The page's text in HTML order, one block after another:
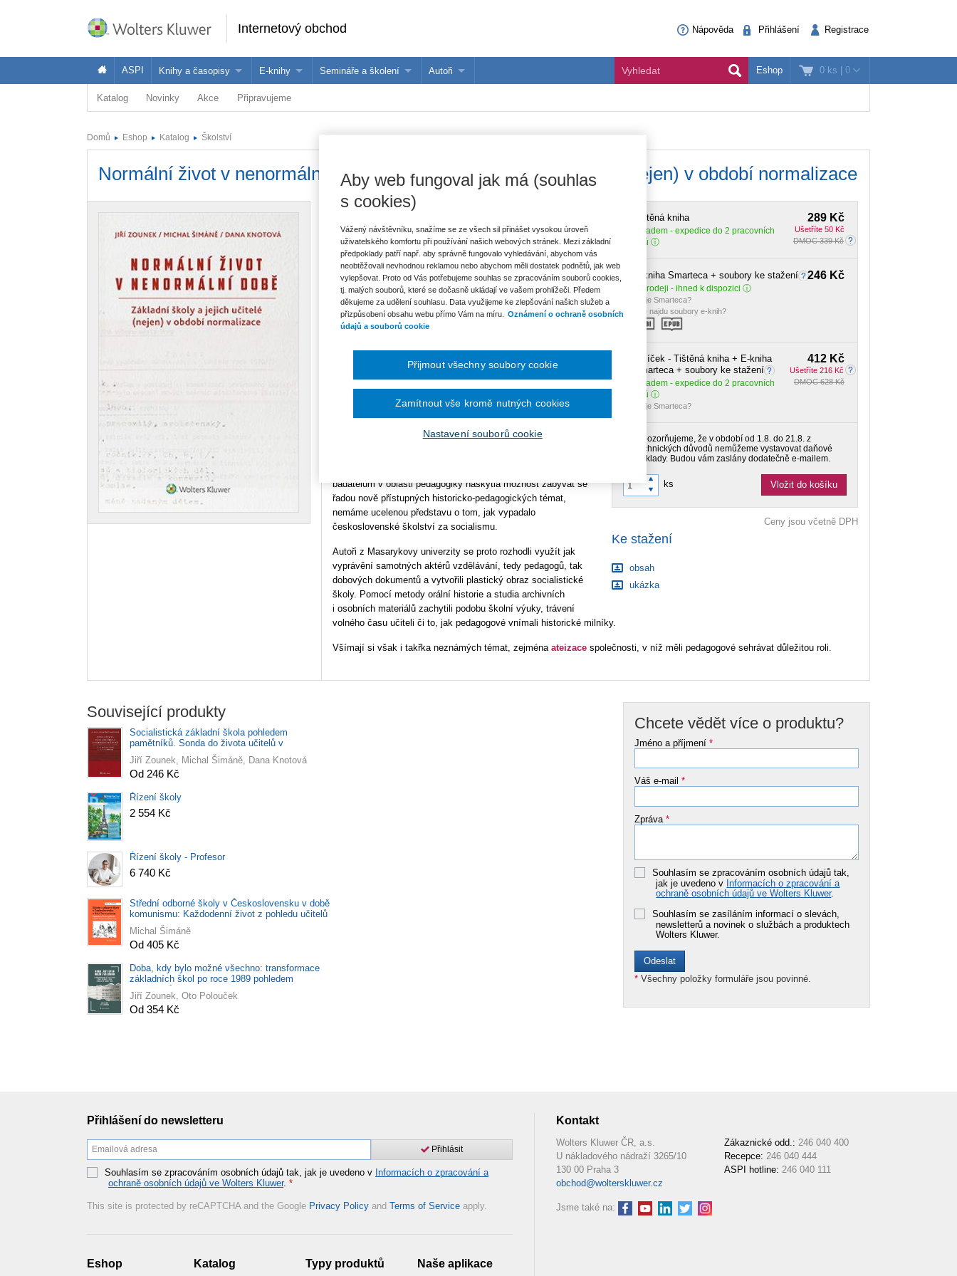
Internetový obchod Nápověda Přihlášení Registrace
0 ks | 0
ASPI Knihy a časopisy
Knihy
E-knihy
Jak na naše e-knihy?
Semináře a školení Autoři Eshop
Katalog Novinky Akce Připravujeme
Domů Eshop Katalog Školství
Normální život v nenormální době. Základní školy a jejich učitelé (nejen) v období normalizace
289 Kč
Ušetříte 50 Kč
DMOC 339 Kč
Tištěná kniha
Skladem - expedice do 2 pracovních
dnů
246 Kč
E-kniha Smarteca + soubory ke stažení
V prodeji - ihned k dispozici
Co je Smarteca?
Kde najdu soubory e-knih?
412 Kč
Ušetříte 216 Kč
DMOC 628 Kč
Balíček - Tištěná kniha + E-kniha
Smarteca + soubory ke stažení
Skladem - expedice do 2 pracovních
dnů
Co je Smarteca?
Upozorňujeme, že v období od 1.8. do 21.8. z
technických důvodů nemůžeme vystavovat daňové
doklady. Budou vám zaslány dodatečně e-mailem.
ks Vložit do košíku
Ceny jsou včetně DPH
Ke stažení
obsah
ukázka
Autor Jiří Zounek,Dana Knotová,Michal
Šimáně
Typ publikace monografie
Datum vydání 7/2017
Počet stran 192
Formát Smarteca
978-80-7552-710-3
badatelům v oblasti pedagogiky naskytla možnost zabývat se
řadou nově přístupných historicko-pedagogických témat,
nemáme ucelenou představu o tom, jak vypadalo
československé školství za socialismu.
Autoři z Masarykovy univerzity se proto rozhodli využít jak
vyprávění samotných aktérů vzdělávání, tedy pedagogů, tak
dobových dokumentů a vytvořili plastický obraz socialistické
školy. Pomocí metody orální historie a studia archivních
i osobních materiálů zachytili podobu školní výuky, trávení
volného času učiteli či to, jak pedagogové vnímali historické milníky.
Všímají si však i takřka neznámých témat, zejménaateizace společnosti, v níž měli pedagogové sehrávat důležitou roli.
Související produkty
Socialistická základní škola pohledem
pamětníků. Sonda do života učitelů v
Jihomoravském kraji
Jiří Zounek, Michal Šimáně, Dana Knotová
Od 246 Kč
Řízení školy
2 554 Kč
Řízení školy - Profesor
6 740 Kč
Střední odborné školy v Československu v době
komunismu: Každodenní život z pohledu učitelů
v Jihomoravském kraji
Michal Šimáně
Od 405 Kč
Doba, kdy bylo možné všechno: transformace
základních škol po roce 1989 pohledem
pamětníků
Jiří Zounek, Oto Polouček
Od 354 Kč
Chcete vědět více o produktu?
Jméno a příjmení*
Váš e-mail*
Zpráva*
Souhlasím se zpracováním osobních údajů tak,
jak je uvedeno v Informacích o zpracování a
ochraně osobních údajů ve Wolters Kluwer.
Souhlasím se zasíláním informací o slevách,
newsletterů a novinek o službách a produktech
Wolters Kluwer.
* Všechny položky formuláře jsou povinné.
Přihlášení do newsletteru
Přihlásit
Souhlasím se zpracováním osobních údajů tak, jak je uvedeno v Informacích o zpracování a
ochraně osobních údajů ve Wolters Kluwer. *
This site is protected by reCAPTCHA and the Google Privacy Policy and Terms of Service apply.
Eshop Katalog Typy produktů Naše aplikace
Kontakt
Wolters Kluwer ČR, a.s.
U nákladového nádraží 3265/10
130 00 Praha 3
obchod@wolterskluwer.cz
Zákaznické odd.: 246 040 400
Recepce: 246 040 444
ASPI hotline: 246 040 111
Jsme také na:
Aby web fungoval jak má (souhlas
s cookies)
Vážený návštěvníku, snažíme se ze všech sil přinášet vysokou úroveň
uživatelského komfortu při používání našich webových stránek. Mezi základní
předpoklady patří např. aby správně fungovalo vyhledávání, abychom vás
neobtěžovali nevhodnou reklamou nebo abychom měli dostatek podnětů, jak web
vylepšovat. Proto od Vás potřebujeme souhlas se zpracováním souborů cookies,
tj. malých souborů, které se dočasně ukládají ve vašem prohlížeči. Předem
děkujeme za udělení souhlasu. Data využijeme ke zlepšování našich služeb a
přizpůsobení obsahu webu přímo Vám na míru.
Oznámení o ochraně osobních
údajů a souborů cookie
Nastavení souborů cookie
Zamítnout vše kromě nutných cookies
Přijmout všechny soubory cookie